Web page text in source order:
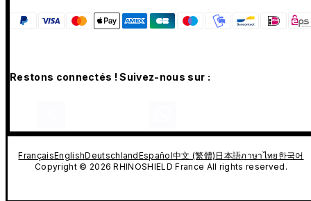
Restons connectés ! Suivez-nous sur :
FrançaisEnglishDeutschlandEspañol中文 (繁體) 日本語ภาษาไทย 한국어
Copyright © 2026 RHINOSHIELD France All rights reserved.